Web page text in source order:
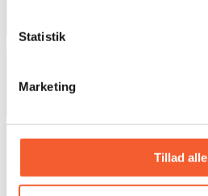
Statistik
Marketing
Tillad alle
LinkedIn
Privatlivspolitik
KØB BILLET
TUR MED EGEN GUIDE